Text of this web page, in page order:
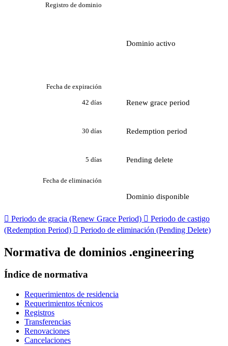
Registro de dominio
Dominio activo
Fecha de expiración
42 días Renew grace period
30 días Redemption period
5 días Pending delete
Fecha de eliminación
Dominio disponible
 Periodo de gracia (Renew Grace Period)  Periodo de castigo
(Redemption Period)  Periodo de eliminación (Pending Delete)
Normativa de dominios .engineering
Índice de normativa
Requerimientos de residencia
Requerimientos técnicos
Registros
Transferencias
Renovaciones
Cancelaciones